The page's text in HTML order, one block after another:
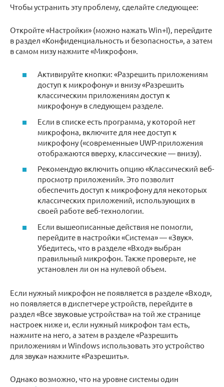
Чтобы устранить эту проблему, сделайте следующее:
Откройте «Настройки» (можно нажать Win+I), перейдите
в раздел «Конфиденциальность и безопасность», а затем
в самом низу нажмите «Микрофон».
Активируйте кнопки: «Разрешить приложениям
доступ к микрофону» и внизу «Разрешить
классическим приложениям доступ к
микрофону» в следующем разделе.
Если в списке есть программа, у которой нет
микрофона, включите для нее доступ к
микрофону («современные» UWP-приложения
отображаются вверху, классические — внизу).
Рекомендую включить опцию «Классический веб-
просмотр приложений». Это позволит
обеспечить доступ к микрофону для некоторых
классических приложений, использующих в
своей работе веб-технологии.
Если вышеописанные действия не помогли,
перейдите в настройки «Система» — «Звук».
Убедитесь, что в разделе «Вход» выбран
правильный микрофон. Также проверьте, не
установлен ли он на нулевой объем.
Если нужный микрофон не появляется в разделе «Вход»,
но появляется в диспетчере устройств, перейдите в
раздел «Все звуковые устройства» на той же странице
настроек ниже и, если нужный микрофон там есть,
нажмите на него, а затем в разделе «Разрешить
приложениям и Windows использовать это устройство
для звука» нажмите «Разрешить».
Однако возможно, что на уровне системы один